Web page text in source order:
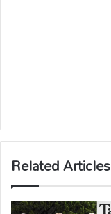
Related Articles